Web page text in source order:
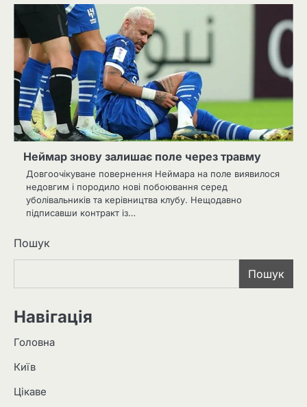
Неймар знову залишає поле через травму
Довгоочікуване повернення Неймара на поле виявилося
недовгим і породило нові побоювання серед
уболівальників та керівництва клубу. Нещодавно
підписавши контракт із…
Пошук
Пошук
Навігація
Головна
Київ
Цікаве